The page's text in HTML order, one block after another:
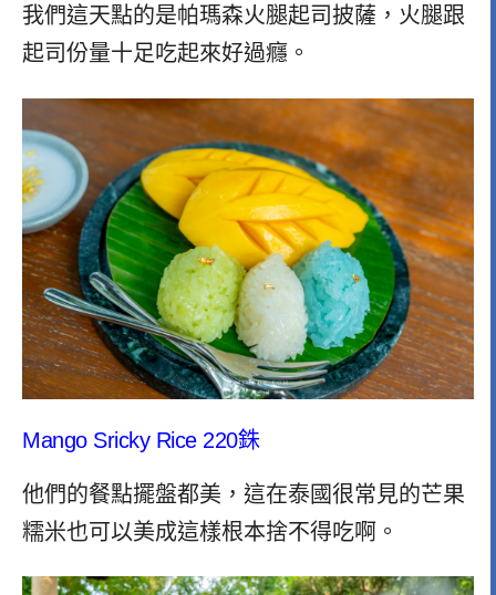
我們這天點的是帕瑪森火腿起司披薩，火腿跟
起司份量十足吃起來好過癮。
Mango Sricky Rice 220銖
他們的餐點擺盤都美，這在泰國很常見的芒果
糯米也可以美成這樣根本捨不得吃啊。